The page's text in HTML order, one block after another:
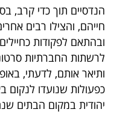
40
UNDER
40
שיתופי
הנדסיים תוך כדי קרב,
חייהם, והצילו רבים
ובהתאם לפקודות
לרשתות החברתיות
ותיאר אותם, לדעתי,
כפעולות שנועדו לנקום
יהודית במקום הבתים